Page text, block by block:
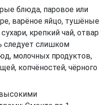
блюда, паровое или
варёное яйцо, тушёные
крепкий чай, отвар
следует слишком
молочных продуктов,
копчёностей, чёрного